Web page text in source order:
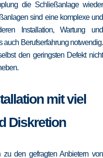
die Schließanlage wieder
sind eine komplexe und
Installation, Wartung und
auch Berufserfahrung notwendig.
den geringsten Defekt nicht
mit viel
Diskretion
den gefragten Anbietern von